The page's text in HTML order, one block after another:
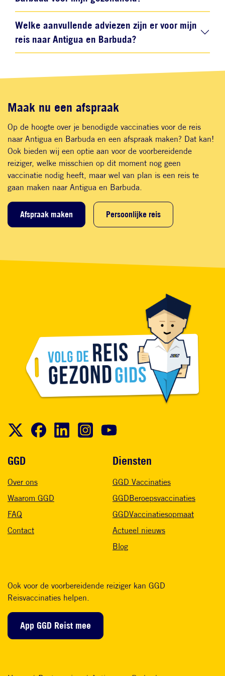
Welke aanvullende adviezen zijn er voor mijn
reis naar Antigua en Barbuda?
Maak nu een afspraak
Op de hoogte over je benodigde vaccinaties voor de reis
naar Antigua en Barbuda en een afspraak maken? Dat kan!
Ook bieden wij een optie aan voor de voorbereidende
reiziger, welke misschien op dit moment nog geen
vaccinatie nodig heeft, maar wel van plan is een reis te
gaan maken naar Antigua en Barbuda.
Afspraak maken Persoonlijke reis
Voet
GGD
Over ons
Waarom GGD
FAQ
Contact
Diensten
GGD Vaccinaties
GGDBeroepsvaccinaties
GGDVaccinatiesopmaat
Actueel nieuws
Blog
Ook voor de voorbereidende reiziger kan GGD
Reisvaccinaties helpen.
App GGD Reist mee